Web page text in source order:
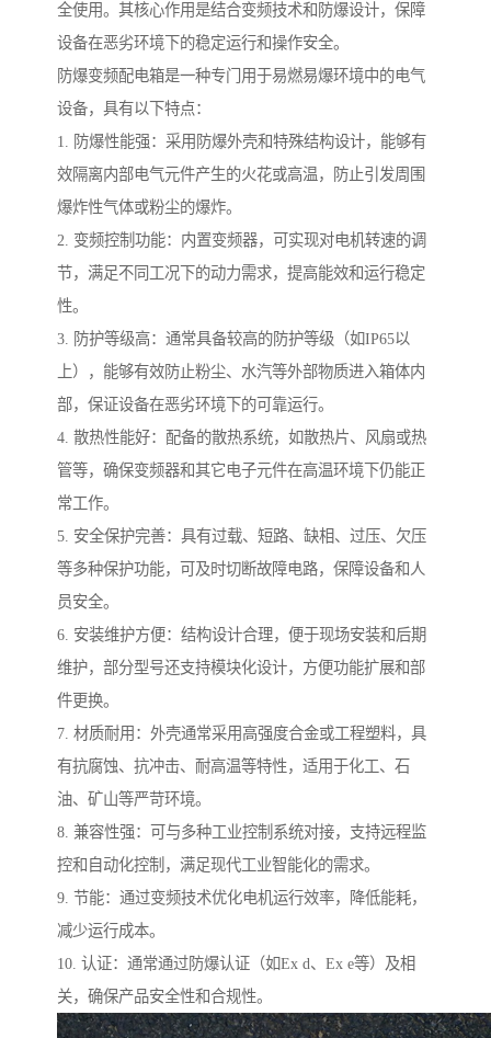
全使用。其核心作用是结合变频技术和防爆设计，保障
设备在恶劣环境下的稳定运行和操作安全。
防爆变频配电箱是一种专门用于易燃易爆环境中的电气
设备，具有以下特点：
1. 防爆性能强：采用防爆外壳和特殊结构设计，能够有
效隔离内部电气元件产生的火花或高温，防止引发周围
爆炸性气体或粉尘的爆炸。
2. 变频控制功能：内置变频器，可实现对电机转速的调
节，满足不同工况下的动力需求，提高能效和运行稳定
性。
3. 防护等级高：通常具备较高的防护等级（如IP65以
上），能够有效防止粉尘、水汽等外部物质进入箱体内
部，保证设备在恶劣环境下的可靠运行。
4. 散热性能好：配备的散热系统，如散热片、风扇或热
管等，确保变频器和其它电子元件在高温环境下仍能正
常工作。
5. 安全保护完善：具有过载、短路、缺相、过压、欠压
等多种保护功能，可及时切断故障电路，保障设备和人
员安全。
6. 安装维护方便：结构设计合理，便于现场安装和后期
维护，部分型号还支持模块化设计，方便功能扩展和部
件更换。
7. 材质耐用：外壳通常采用高强度合金或工程塑料，具
有抗腐蚀、抗冲击、耐高温等特性，适用于化工、石
油、矿山等严苛环境。
8. 兼容性强：可与多种工业控制系统对接，支持远程监
控和自动化控制，满足现代工业智能化的需求。
9. 节能：通过变频技术优化电机运行效率，降低能耗，
减少运行成本。
10. 认证：通常通过防爆认证（如Ex d、Ex e等）及相
关，确保产品安全性和合规性。